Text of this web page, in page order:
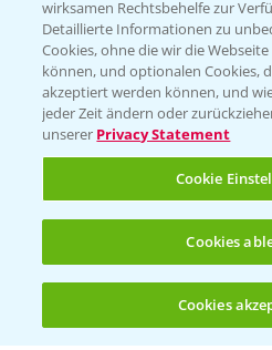
T.+49 (0)174 346
KONTAKT
Hilfe in Notfällen
T.+49 (0)214/30-
Folgen
wirksamen Rechtsbehelfe zur
Detaillierte Informationen zu
Cookies, ohne die wir die
können, und optionalen Cookies,
akzeptiert werden können, und
jeder Zeit ändern oder
unserer Privacy Statement
Cookie
Cookies
Cookies